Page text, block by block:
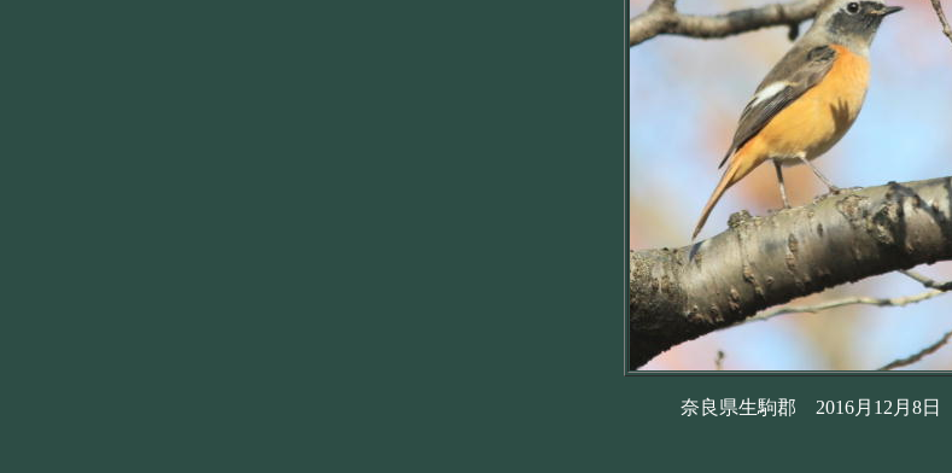
奈良県生駒郡 2016月12月8日